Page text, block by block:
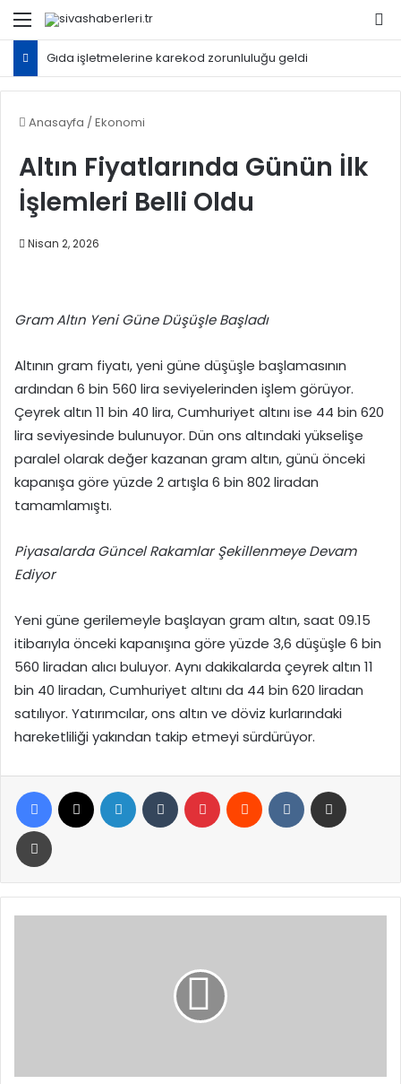
Menü
Gıda işletmelerine karekod zorunluluğu geldi
Anasayfa /Ekonomi
Altın Fiyatlarında Günün İlk
İşlemleri Belli Oldu
Nisan 2, 2026
Gram Altın Yeni Güne Düşüşle Başladı
Altının gram fiyatı, yeni güne düşüşle başlamasının
ardından 6 bin 560 lira seviyelerinden işlem görüyor.
Çeyrek altın 11 bin 40 lira, Cumhuriyet altını ise 44 bin 620
lira seviyesinde bulunuyor. Dün ons altındaki yükselişe
paralel olarak değer kazanan gram altın, günü önceki
kapanışa göre yüzde 2 artışla 6 bin 802 liradan
tamamlamıştı.
Piyasalarda Güncel Rakamlar Şekillenmeye Devam
Ediyor
Yeni güne gerilemeyle başlayan gram altın, saat 09.15
itibarıyla önceki kapanışına göre yüzde 3,6 düşüşle 6 bin
560 liradan alıcı buluyor. Aynı dakikalarda çeyrek altın 11
bin 40 liradan, Cumhuriyet altını da 44 bin 620 liradan
satılıyor. Yatırımcılar, ons altın ve döviz kurlarındaki
hareketliliği yakından takip etmeyi sürdürüyor.
Facebook LinkedIn Tumblr Pinterest Reddit VKontakte
Yazdır